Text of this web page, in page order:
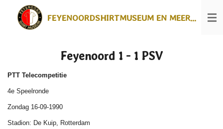
direct
FEYENOORDSHIRTMUSEUM EN MEER...
Feyenoord 1 - 1 PSV
PTT Telecompetitie
4e Speelronde
Zondag 16-09-1990
Stadion: De Kuip, Rotterdam